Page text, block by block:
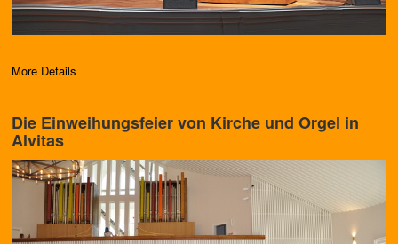
More Details
Die Einweihungsfeier von Kirche und Orgel in
Alvitas